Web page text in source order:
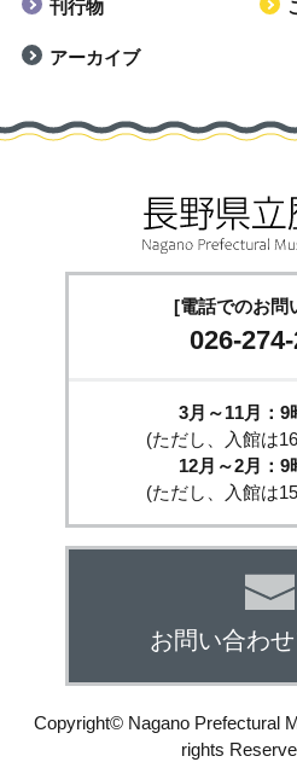
刊行物
アーカイブ
[電話でのお問
026-
3月～11月：9
(ただし、入館は
12月～2月：9
(ただし、入館は
お問い合わ
Copyright© Nagano Prefectural
rights